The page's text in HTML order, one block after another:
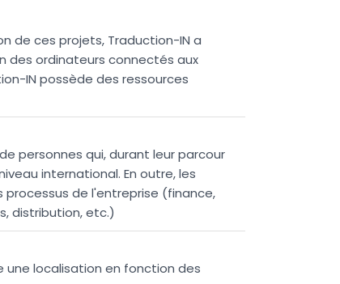
de ces projets, Traduction-IN a
des ordinateurs connectés aux
IN possède des ressources
personnes qui, durant leur parcour
international. En outre, les
de l'entreprise (finance,
distribution, etc.)
une localisation en fonction des